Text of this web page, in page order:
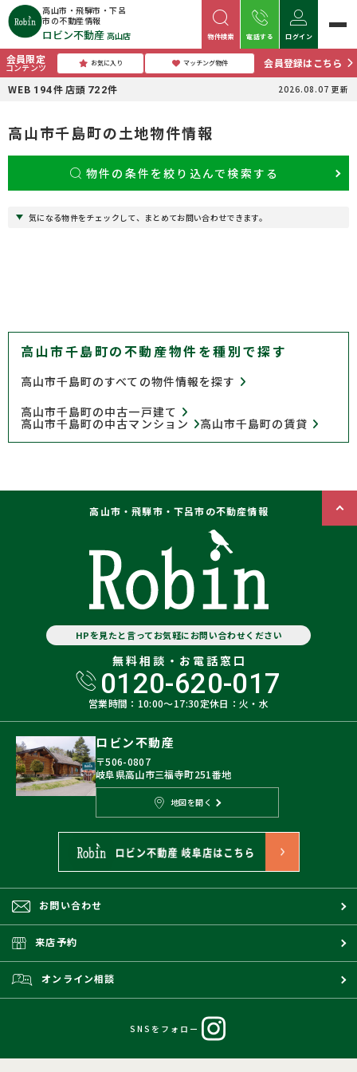
高山市・飛騨市・下呂
市の不動産情報
ロビン不動産 高山店 物件検索 電話する ログイン
会員限定
コンテンツ お気に入り マッチング物件
会員登録はこちら
WEB 194件 店頭 722件 2026.08.07 更新
高山市千島町の土地物件情報
物件の条件を絞り込んで検索する
気になる物件をチェックして、まとめてお問い合わせできます。
高山市千島町の不動産物件を種別で探す
高山市千島町のすべての物件情報を探す
高山市千島町の中古一戸建て
高山市千島町の中古マンション 高山市千島町の賃貸
高山市・飛騨市・下呂市の不動産情報
HPを見たと言ってお気軽にお問い合わせください
無料相談・お電話窓口
0120-620-017
営業時間：10:00〜17:30定休日：火・水
ロビン不動産
〒506-0807
岐阜県高山市三福寺町251番地
地図を開く
お問い合わせ
来店予約
オンライン相談
SNSをフォロー